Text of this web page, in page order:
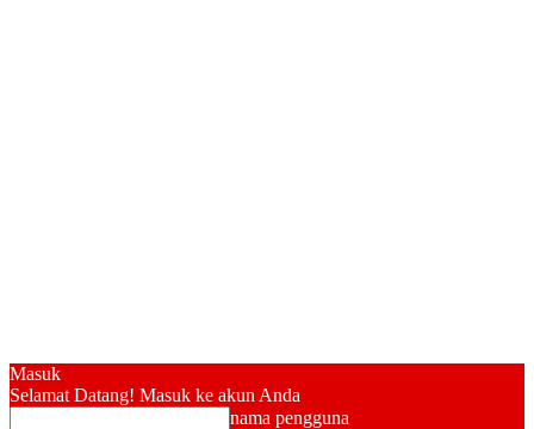
Masuk
Selamat Datang! Masuk ke akun Anda
nama pengguna